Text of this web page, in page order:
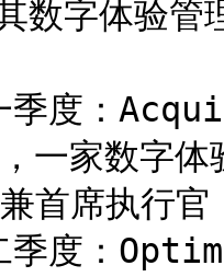
数字体验管
度：
家数字体
首席执行官
度：